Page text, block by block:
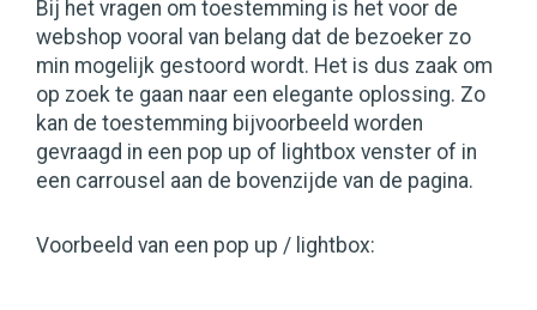
Bij het vragen om toestemming is het voor de
webshop vooral van belang dat de bezoeker zo
min mogelijk gestoord wordt. Het is dus zaak om
op zoek te gaan naar een elegante oplossing. Zo
kan de toestemming bijvoorbeeld worden
gevraagd in een pop up of lightbox venster of in
een carrousel aan de bovenzijde van de pagina.
Voorbeeld van een pop up / lightbox: